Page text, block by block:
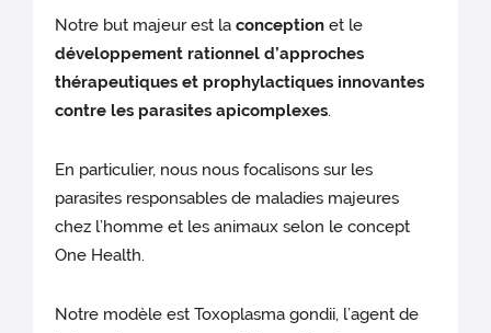
Notre but majeur est laconception et le
développement rationnel d’approches
thérapeutiques et prophylactiques innovantes
contre les parasites apicomplexes.
En particulier, nous nous focalisons sur les
parasites responsables de maladies majeures
chez l’homme et les animaux selon le concept
One Health.
Notre modèle est Toxoplasma gondii, l’agent de